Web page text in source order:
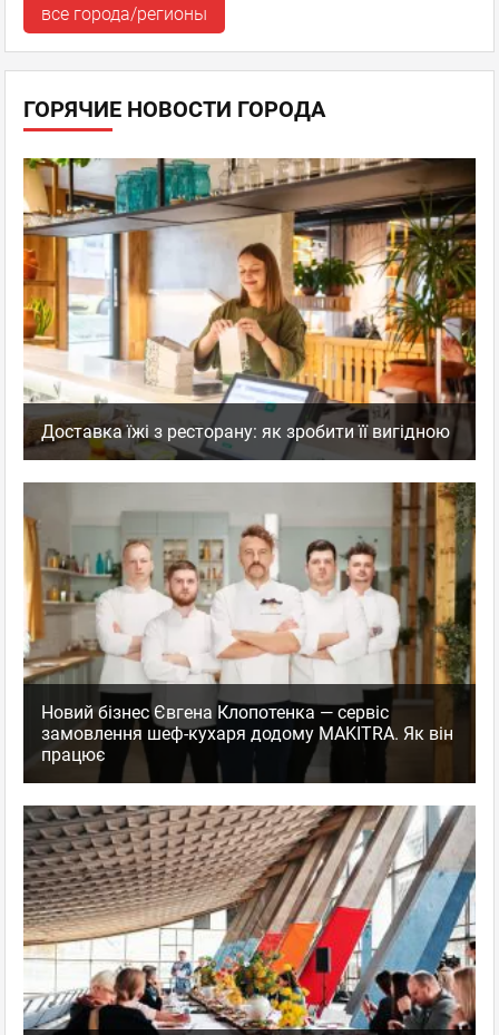
все города/регионы
ГОРЯЧИЕ НОВОСТИ ГОРОДА
Доставка їжі з ресторану: як зробити її вигідною
Новий бізнес Євгена Клопотенка — сервіс
замовлення шеф-кухаря додому MAKITRA. Як він
працює